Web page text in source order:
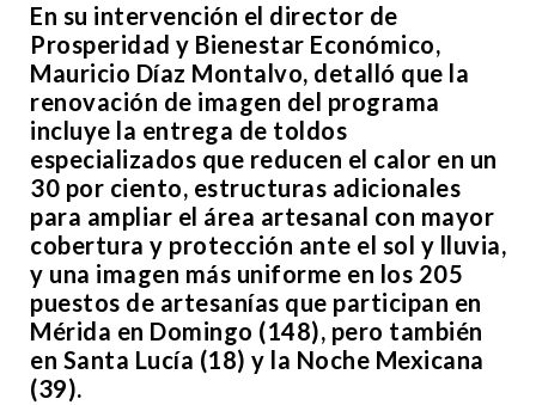
En su intervención el director de
Prosperidad y Bienestar Económico,
Mauricio Díaz Montalvo, detalló que la
renovación de imagen del programa
incluye la entrega de toldos
especializados que reducen el calor en un
30 por ciento, estructuras adicionales
para ampliar el área artesanal con mayor
cobertura y protección ante el sol y lluvia,
y una imagen más uniforme en los 205
puestos de artesanías que participan en
Mérida en Domingo (148), pero también
en Santa Lucía (18) y la Noche Mexicana
(39).